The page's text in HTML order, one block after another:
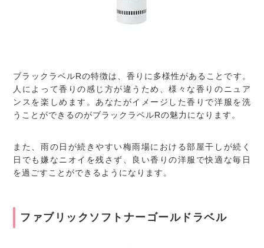
ブラックラベルRの特徴は、香りに多様性があることです。
人によって香りの感じ方が違うため、様々な香りのニュア
ンスを楽しめます。あなたがイメージした香りで洋服を洗
うことができるのがブラックラベルRの魅力になります。
また、雨の日が続きやすい梅雨場における部屋干しが続く
日でも嫌なニオイを残さず、良い香りの洋服で快適な毎日
を過ごすことができるようになります。
ファブリックソフトナーゴールドラベル